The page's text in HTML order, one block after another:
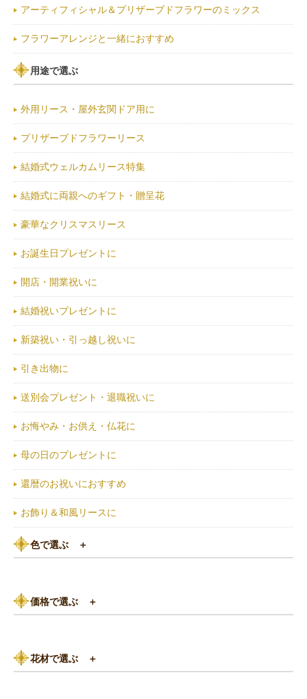
アーティフィシャル＆プリザーブドフラワーのミックス
フラワーアレンジと一緒におすすめ
用途で選ぶ
外用リース・屋外玄関ドア用に
プリザーブドフラワーリース
結婚式ウェルカムリース特集
結婚式に両親へのギフト・贈呈花
豪華なクリスマスリース
お誕生日プレゼントに
開店・開業祝いに
結婚祝いプレゼントに
新築祝い・引っ越し祝いに
引き出物に
送別会プレゼント・退職祝いに
お悔やみ・お供え・仏花に
母の日のプレゼントに
還暦のお祝いにおすすめ
お飾り＆和風リースに
色で選ぶ ＋
黄色・オレンジ系
赤（レッド）系
価格で選ぶ ＋
3,000円～5,000円
花材で選ぶ ＋